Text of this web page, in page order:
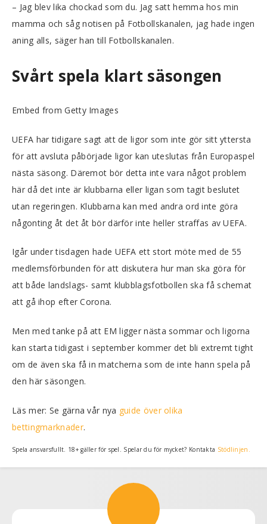
– Jag blev lika chockad som du. Jag satt hemma hos min
mamma och såg notisen på Fotbollskanalen, jag hade ingen
aning alls, säger han till Fotbollskanalen.
Svårt spela klart säsongen
Embed from Getty Images
UEFA har tidigare sagt att de ligor som inte gör sitt yttersta
för att avsluta påbörjade ligor kan uteslutas från Europaspel
nästa säsong. Däremot bör detta inte vara något problem
här då det inte är klubbarna eller ligan som tagit beslutet
utan regeringen. Klubbarna kan med andra ord inte göra
någonting åt det åt bör därför inte heller straffas av UEFA.
Igår under tisdagen hade UEFA ett stort möte med de 55
medlemsförbunden för att diskutera hur man ska göra för
att både landslags- samt klubblagsfotbollen ska få schemat
att gå ihop efter Corona.
Men med tanke på att EM ligger nästa sommar och ligorna
kan starta tidigast i september kommer det bli extremt tight
om de även ska få in matcherna som de inte hann spela på
den här säsongen.
Läs mer: Se gärna vår nya guide över olika
bettingmarknader.
Spela ansvarsfullt. 18+ gäller för spel. Spelar du för mycket? Kontakta Stödlinjen.